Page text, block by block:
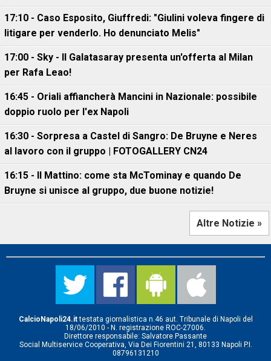
17:10 - Caso Esposito, Giuffredi: "Giulini voleva fingere di
litigare per venderlo. Ho denunciato Melis"
17:00 - Sky - Il Galatasaray presenta un'offerta al Milan
per Rafa Leao!
16:45 - Oriali affiancherà Mancini in Nazionale: possibile
doppio ruolo per l'ex Napoli
16:30 - Sorpresa a Castel di Sangro: De Bruyne e Neres
al lavoro con il gruppo | FOTOGALLERY CN24
16:15 - Il Mattino: come sta McTominay e quando De
Bruyne si unisce al gruppo, due buone notizie!
Altre Notizie »
CalcioNapoli24.ittestata giornalistica n.46 aut. Tribunale di Napoli del
18/06/2010 - N. registrazione ROC-27006.
Direttore responsabile: Salvatore Passante
Social Multiservice Cooperativa, Via Dei Fiorentini 21, 80133 Napoli P.I.
08796131210